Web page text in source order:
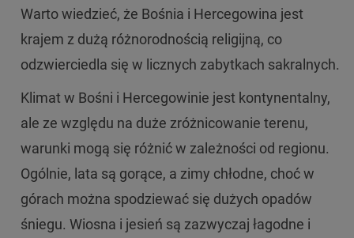
Warto wiedzieć, że Bośnia i Hercegowina jest
krajem z dużą różnorodnością religijną, co
odzwierciedla się w licznych zabytkach sakralnych.
Klimat w Bośni i Hercegowinie jest kontynentalny,
ale ze względu na duże zróżnicowanie terenu,
warunki mogą się różnić w zależności od regionu.
Ogólnie, lata są gorące, a zimy chłodne, choć w
górach można spodziewać się dużych opadów
śniegu. Wiosna i jesień są zazwyczaj łagodne i